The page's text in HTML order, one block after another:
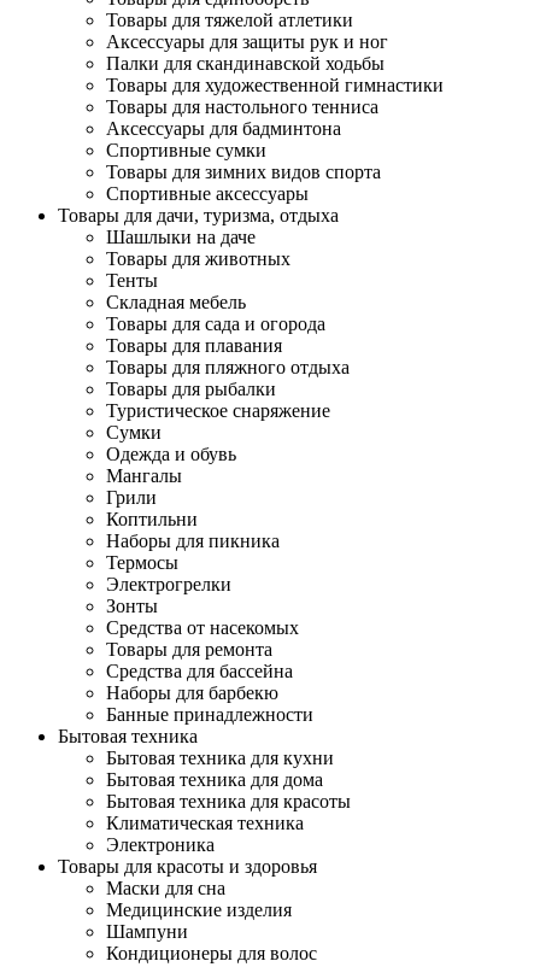
Товары для тяжелой атлетики
Аксессуары для защиты рук и ног
Палки для скандинавской ходьбы
Товары для художественной гимнастики
Товары для настольного тенниса
Аксессуары для бадминтона
Спортивные сумки
Товары для зимних видов спорта
Спортивные аксессуары
Товары для дачи, туризма, отдыха
Шашлыки на даче
Товары для животных
Тенты
Складная мебель
Товары для сада и огорода
Товары для плавания
Товары для пляжного отдыха
Товары для рыбалки
Туристическое снаряжение
Сумки
Одежда и обувь
Мангалы
Грили
Коптильни
Наборы для пикника
Термосы
Электрогрелки
Зонты
Средства от насекомых
Товары для ремонта
Средства для бассейна
Наборы для барбекю
Банные принадлежности
Бытовая техника
Бытовая техника для кухни
Бытовая техника для дома
Бытовая техника для красоты
Климатическая техника
Электроника
Товары для красоты и здоровья
Маски для сна
Медицинские изделия
Шампуни
Кондиционеры для волос